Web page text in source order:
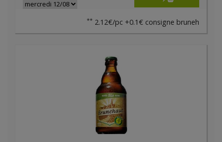
** 2.12€/pc +0.1€ consigne bruneh